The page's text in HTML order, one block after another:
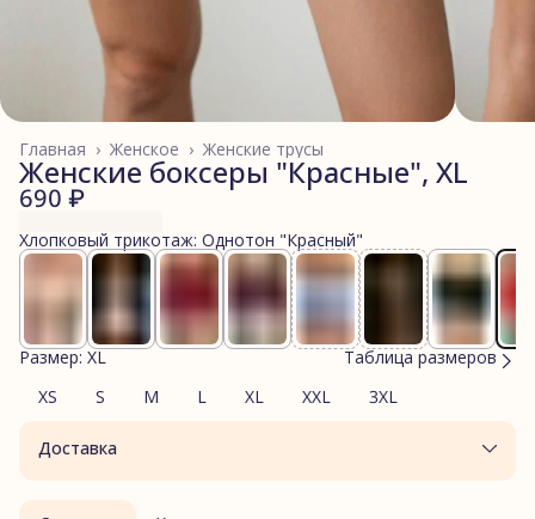
Женские трусы
Женское ›
Главная ›
Женские боксеры "Красные", XL
690 ₽
Хлопковый трикотаж: Однотон "Красный"
Размер: XL
Таблица размеров
XS
S M L XL XXL 3XL
Доставка